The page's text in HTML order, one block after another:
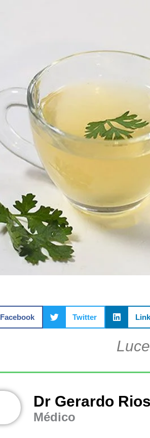
Facebook Twitter
Dr Gerardo Rios
Médico